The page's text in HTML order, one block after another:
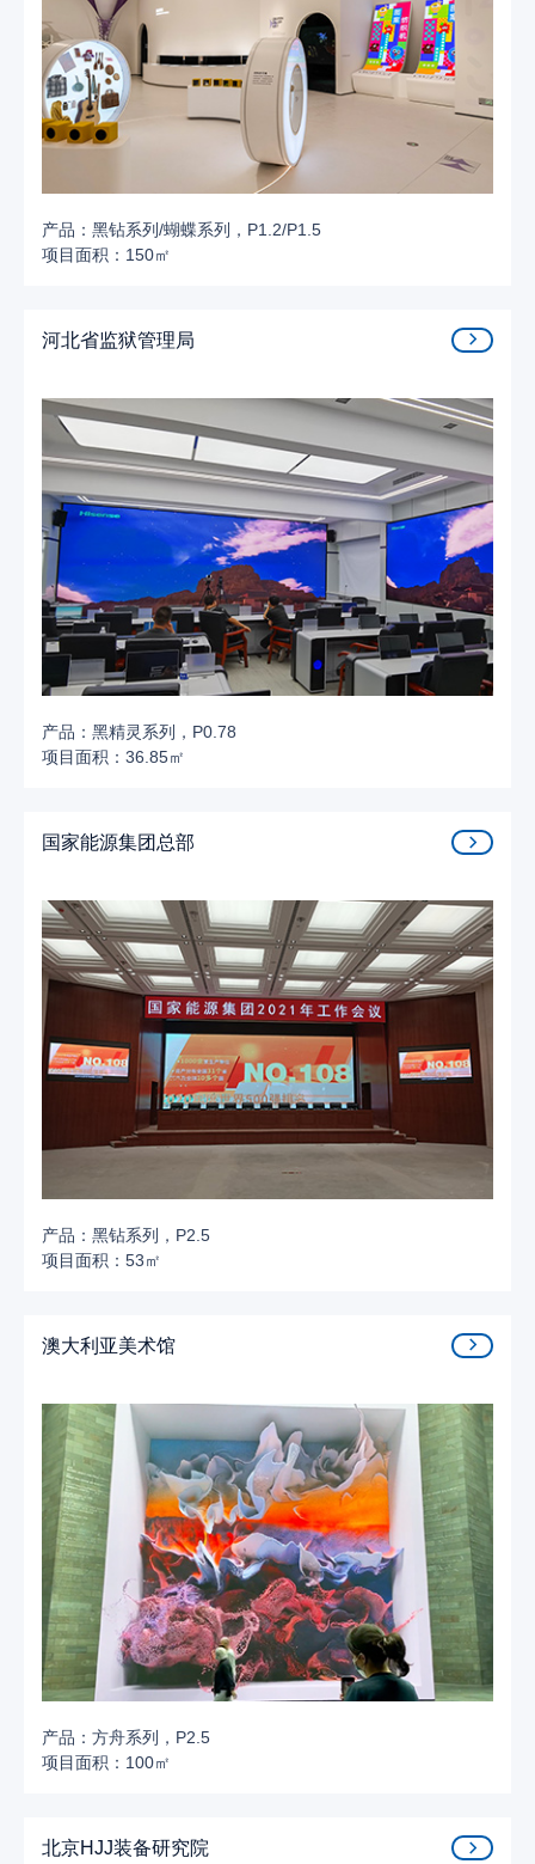
产品：黑钻系列/蝴蝶系列，P1.2/P1.5
项目面积：150㎡
河北省监狱管理局
产品：黑精灵系列，P0.78
项目面积：36.85㎡
国家能源集团总部
产品：黑钻系列，P2.5
项目面积：53㎡
澳大利亚美术馆
产品：方舟系列，P2.5
项目面积：100㎡
北京HJJ装备研究院